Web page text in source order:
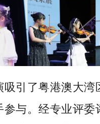
吸引了粤港澳大湾
参与。经专业评委